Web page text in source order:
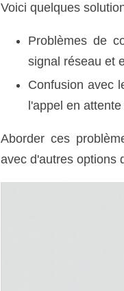
Voici quelques
Problèmes de
signal réseau et
Confusion avec
l'appel en
Aborder ces
avec d'autres options